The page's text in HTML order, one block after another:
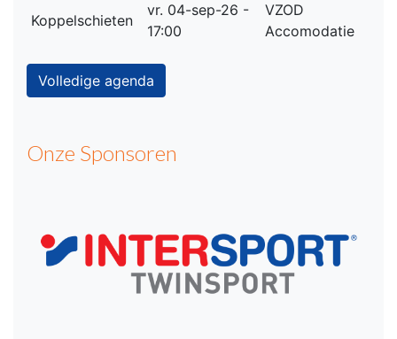
Koppelschieten
vr. 04-sep-26 -
17:00
VZOD
Accomodatie
Volledige agenda
Onze Sponsoren